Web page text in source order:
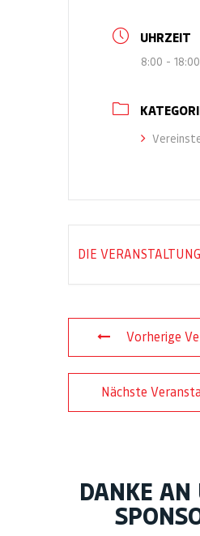
UHRZEIT
8:00 - 18:00
DIE
Vorherige
Nächste
DANKE AN